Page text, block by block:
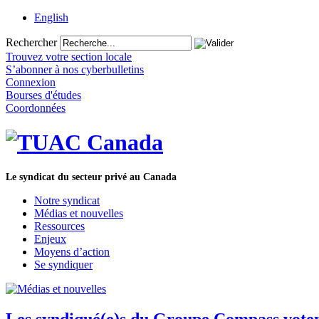
English
Rechercher
Trouvez votre section locale
S’abonner à nos cyberbulletins
Connexion
Bourses d'études
Coordonnées
Le syndicat du secteur privé au Canada
Notre syndicat
Médias et nouvelles
Ressources
Enjeux
Moyens d’action
Se syndiquer